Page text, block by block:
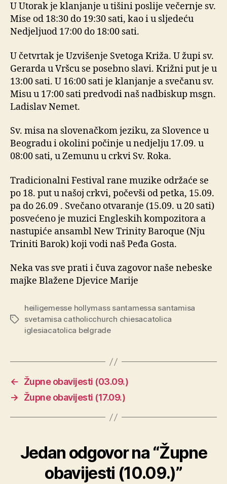
U Utorak je klanjanje u tišini poslije večernje sv.
Mise od 18:30 do 19:30 sati, kao i u sljedeću
Nedjeljuod 17:00 do 18:00 sati.
U četvrtak je Uzvišenje Svetoga Križa. U župi sv.
Gerarda u Vršcu se posebno slavi. Križni put je u
13:00 sati. U 16:00 sati je klanjanje a svečanu sv.
Misu u 17:00 sati predvodi naš nadbiskup msgn.
Ladislav Nemet.
Sv. misa na slovenačkom jeziku, za Slovence u
Beogradu i okolini počinje u nedjelju 17.09. u
08:00 sati, u Zemunu u crkvi Sv. Roka.
Tradicionalni Festival rane muzike održaće se
po 18. put u našoj crkvi, počevši od petka, 15.09.
pa do 26.09 . Svečano otvaranje (15.09. u 20 sati)
posvećeno je muzici Engleskih kompozitora a
nastupiće ansambl New Trinity Baroque (Nju
Triniti Barok) koji vodi naš Peđa Gosta.
Neka vas sve prati i čuva zagovor naše nebeske
majke Blažene Djevice Marije
Oznake
heiligemesse hollymass santamessa santamisa
svetamisa catholicchurch chiesacatolica
iglesiacatolica belgrade
←
Župne obavijesti (03.09.)
→
Župne obavijesti (17.09.)
Jedan odgovor na “Župne
obavijesti (10.09.)”